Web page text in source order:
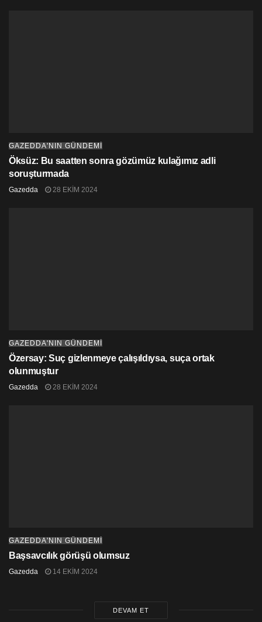
GAZEDDA'NIN GÜNDEMİ
Öksüz: Bu saatten sonra gözümüz kulağımız adli
soruşturmada
Gazedda 28 EKIM 2024
GAZEDDA'NIN GÜNDEMİ
Özersay: Suç gizlenmeye çalışıldıysa, suça ortak
olunmuştur
Gazedda 28 EKIM 2024
GAZEDDA'NIN GÜNDEMİ
Başsavcılık görüşü olumsuz
Gazedda 14 EKIM 2024
DEVAM ET